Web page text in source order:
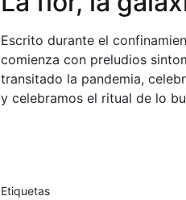
(confinados)
Escrito durante el
comienza con preludios
transitado la pandemia,
y celebramos el ritual de lo
Etiquetas